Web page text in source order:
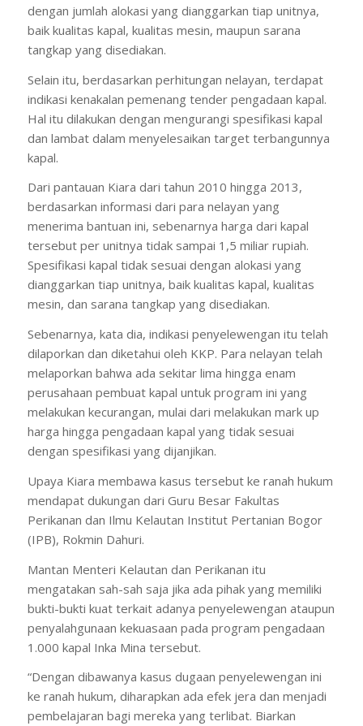
dengan jumlah alokasi yang dianggarkan tiap unitnya,
baik kualitas kapal, kualitas mesin, maupun sarana
tangkap yang disediakan.
Selain itu, berdasarkan perhitungan nelayan, terdapat
indikasi kenakalan pemenang tender pengadaan kapal.
Hal itu dilakukan dengan mengurangi spesifikasi kapal
dan lambat dalam menyelesaikan target terbangunnya
kapal.
Dari pantauan Kiara dari tahun 2010 hingga 2013,
berdasarkan informasi dari para nelayan yang
menerima bantuan ini, sebenarnya harga dari kapal
tersebut per unitnya tidak sampai 1,5 miliar rupiah.
Spesifikasi kapal tidak sesuai dengan alokasi yang
dianggarkan tiap unitnya, baik kualitas kapal, kualitas
mesin, dan sarana tangkap yang disediakan.
Sebenarnya, kata dia, indikasi penyelewengan itu telah
dilaporkan dan diketahui oleh KKP. Para nelayan telah
melaporkan bahwa ada sekitar lima hingga enam
perusahaan pembuat kapal untuk program ini yang
melakukan kecurangan, mulai dari melakukan mark up
harga hingga pengadaan kapal yang tidak sesuai
dengan spesifikasi yang dijanjikan.
Upaya Kiara membawa kasus tersebut ke ranah hukum
mendapat dukungan dari Guru Besar Fakultas
Perikanan dan Ilmu Kelautan Institut Pertanian Bogor
(IPB), Rokmin Dahuri.
Mantan Menteri Kelautan dan Perikanan itu
mengatakan sah-sah saja jika ada pihak yang memiliki
bukti-bukti kuat terkait adanya penyelewengan ataupun
penyalahgunaan kekuasaan pada program pengadaan
1.000 kapal Inka Mina tersebut.
“Dengan dibawanya kasus dugaan penyelewengan ini
ke ranah hukum, diharapkan ada efek jera dan menjadi
pembelajaran bagi mereka yang terlibat. Biarkan